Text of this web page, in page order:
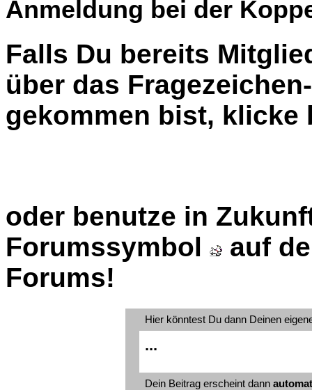
Anmeldung bei der
Falls Du bereits
über das
gekommen bist, klicke
oder benutze in
Forumssymbol
auf
Forums!
Hier könntest Du dann Deinen
...
Dein Beitrag erscheint dann